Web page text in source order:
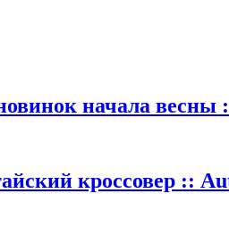
начала весны
кроссовер ::